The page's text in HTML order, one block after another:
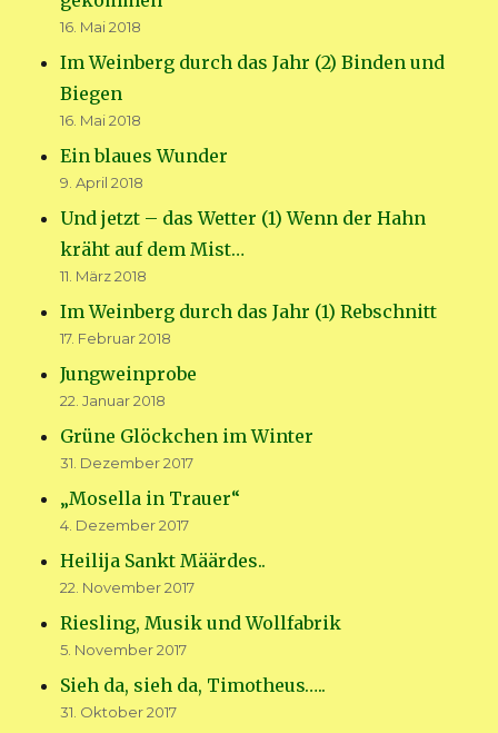
16. Mai 2018
Im Weinberg durch das Jahr (2) Binden und
Biegen
16. Mai 2018
Ein blaues Wunder
9. April 2018
Und jetzt – das Wetter (1) Wenn der Hahn
kräht auf dem Mist…
11. März 2018
Im Weinberg durch das Jahr (1) Rebschnitt
17. Februar 2018
Jungweinprobe
22. Januar 2018
Grüne Glöckchen im Winter
31. Dezember 2017
„Mosella in Trauer“
4. Dezember 2017
Heilija Sankt Määrdes..
22. November 2017
Riesling, Musik und Wollfabrik
5. November 2017
Sieh da, sieh da, Timotheus…..
31. Oktober 2017